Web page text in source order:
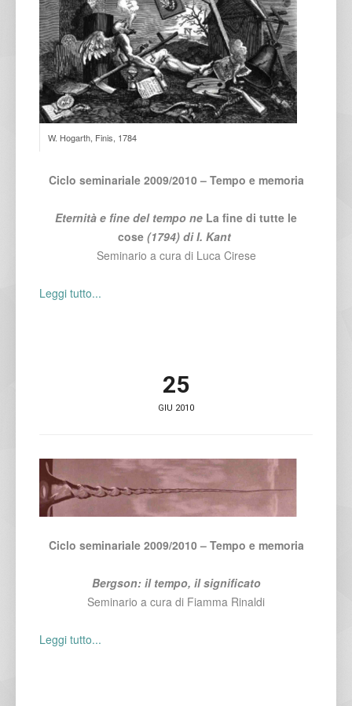
W. Hogarth, Finis, 1784
Ciclo seminariale 2009/2010 – Tempo e memoria
Eternità e fine del tempo ne La fine di tutte le
cose (1794) di I. Kant
Seminario a cura di Luca Cirese
Leggi tutto...
25
GIU 2010
Ciclo seminariale 2009/2010 – Tempo e memoria
Bergson: il tempo, il significato
Seminario a cura di Fiamma Rinaldi
Leggi tutto...